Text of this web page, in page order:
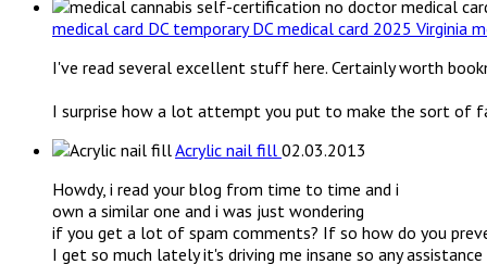
medical card DC temporary DC medical card 2025 Virginia
I've read several excellent stuff here. Certainly worth
I surprise how a lot attempt you put to make the sort of
Acrylic nail fill 02.03.2013
Howdy, i read your blog from time to time and i
own a similar one and i was just wondering
if you get a lot of spam comments? If so how do you
I get so much lately it's driving me insane so any